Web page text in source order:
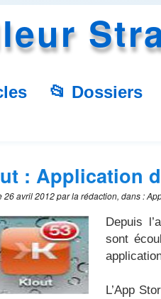
📂 Dossiers
: Application
26 avril 2012parla rédaction, dans :
Depuis
sont
L’App